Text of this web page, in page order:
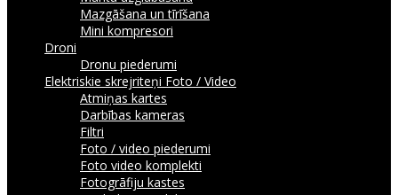
Mazgāšana un tīrīšana
Mini kompresori
Droni
Dronu piederumi
Elektriskie skrejriteņi Foto / Video
Atmiņas kartes
Darbības kameras
Filtri
Foto / video piederumi
Foto video komplekti
Fotogrāfiju kastes